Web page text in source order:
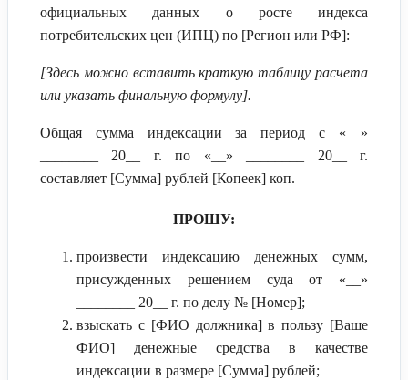
официальных данных о росте индекса
потребительских цен (ИПЦ) по [Регион или РФ]:
[Здесь можно вставить краткую таблицу расчета
или указать финальную формулу].
Общая сумма индексации за период с «__»
________ 20__ г. по «__» ________ 20__ г.
составляет [Сумма] рублей [Копеек] коп.
ПРОШУ:
произвести индексацию денежных сумм,
присужденных решением суда от «__»
________ 20__ г. по делу № [Номер];
взыскать с [ФИО должника] в пользу [Ваше
ФИО] денежные средства в качестве
индексации в размере [Сумма] рублей;